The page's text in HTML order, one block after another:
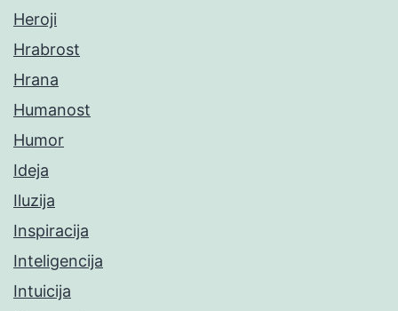
Heroji
Hrabrost
Hrana
Humanost
Humor
Ideja
Iluzija
Inspiracija
Inteligencija
Intuicija